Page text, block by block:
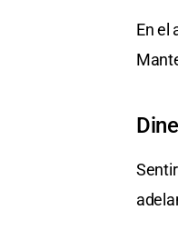
En el